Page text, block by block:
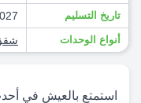
تاريخ التسليم
أنواع الوحدات
استمتع بالعيش في